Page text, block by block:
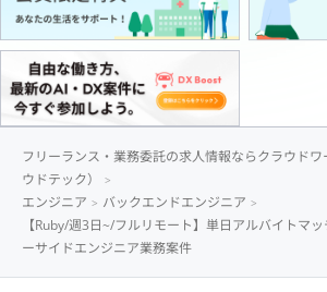
フリーランス・業務委託の求人情報ならクラウド
ウドテック）
エンジニア
バックエンドエンジニア
【Ruby/週3日~/フルリモート】単日アルバイトマ
ーサイドエンジニア業務案件